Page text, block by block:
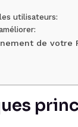
utilisateurs:
de votre